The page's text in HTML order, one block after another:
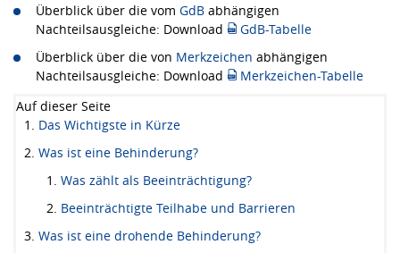
Überblick über die vom GdB abhängigen
Nachteilsausgleiche: Download
GdB-Tabelle
Überblick über die von Merkzeichen abhängigen
Nachteilsausgleiche: Download
Merkzeichen-Tabelle
Auf dieser Seite
Das Wichtigste in Kürze
Was ist eine Behinderung?
Was zählt als Beeinträchtigung?
Beeinträchtigte Teilhabe und Barrieren
Was ist eine drohende Behinderung?